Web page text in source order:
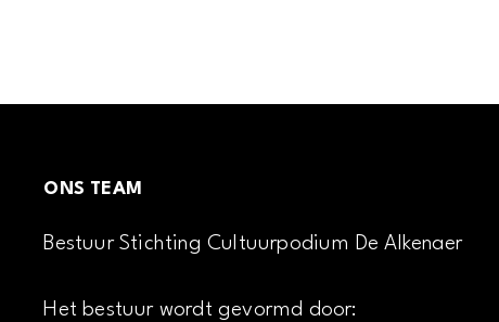
ONS TEAM
Bestuur Stichting Cultuurpodium De Alkenaer
Het bestuur wordt gevormd door: